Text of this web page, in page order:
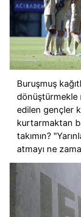
vasıtasıyla
için Ayarlar
Metnimizi
ziyaret
6698 sayılı Kişisel
hazırlanmış
almak için lütfen
Buruşmuş
dönüştürmekle
edilen gençler
kurtarmaktan
takımın?
atmayı ne